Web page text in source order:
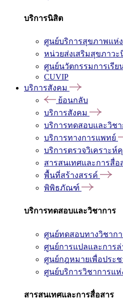
บริการนิสิต
ศูนย์บริการสุขภาพแห่
หน่วยส่งเสริมสุขภาวะ
ศูนย์นวัตกรรมการเรีย
CUVIP
บริการสังคม
ย้อนกลับ
บริการสังคม
บริการทดสอบและวิชา
บริการทางการแพทย์
บริการตรวจวิเคราะ
สารสนเทศและการสื่อ
พื้นที่สร้างสรรค์
พิพิธภัณฑ์
บริการทดสอบและวิชาการ
ศูนย์ทดสอบทางวิชาก
ศูนย์การแปลและการล่
ศูนย์กฎหมายเพื่อประ
ศูนย์บริการวิชาการแ
สารสนเทศและการสื่อสาร